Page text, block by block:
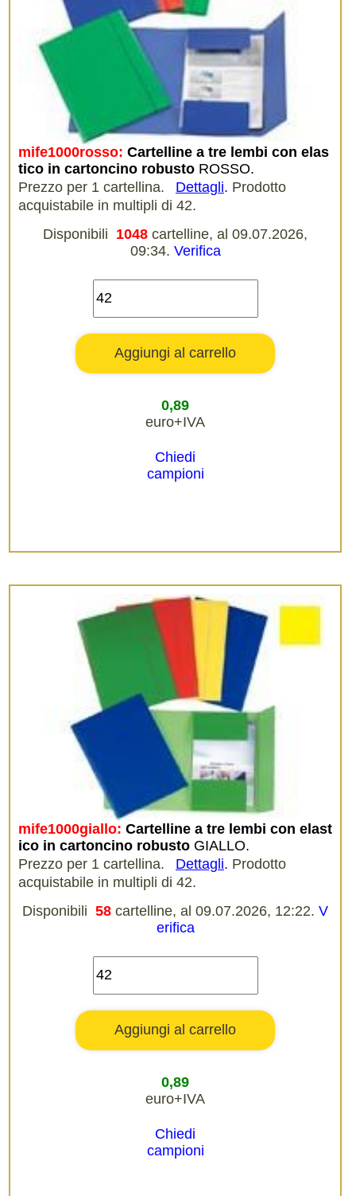
mife1000rosso: Cartelline a tre lembi con elas
tico in cartoncino robusto ROSSO.
Prezzo per 1 cartellina.
Dettagli. Prodotto
acquistabile in multipli di 42.
Disponibili 1048 cartelline, al 09.07.2026,
09:34. Verifica
0,89
euro+IVA
Chiedi
campioni
mife1000giallo: Cartelline a tre lembi con elast
ico in cartoncino robusto GIALLO.
Prezzo per 1 cartellina.
Dettagli. Prodotto
acquistabile in multipli di 42.
Disponibili 58 cartelline, al 09.07.2026, 12:22. V
erifica
0,89
euro+IVA
Chiedi
campioni